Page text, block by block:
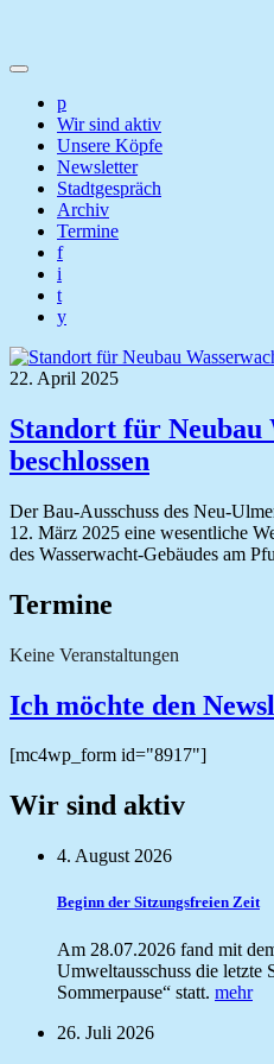
p
Wir sind aktiv
Unsere Köpfe
Newsletter
Stadtgespräch
Archiv
Termine
f
i
t
y
22. April 2025
Standort für Neubau
beschlossen
Der Bau-Ausschuss des Neu-
12. März 2025 eine wesentliche
des Wasserwacht-Gebäudes am
Termine
Keine Veranstaltungen
Ich möchte den
[mc4wp_form id="8917"]
Wir sind aktiv
4. August 2026
Beginn der Sitzungsfreien Zeit
Am 28.07.2026 fand mit
Umweltausschuss die letzte
Sommerpause“ statt. mehr
26. Juli 2026